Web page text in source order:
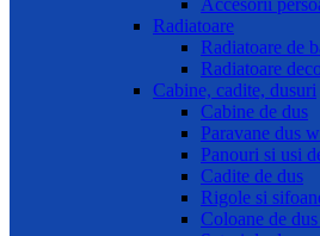
Accesorii
Radiatoare
Radiatoare de
Radiatoare
Cabine, cadite, dusuri
Cabine de dus
Paravane dus
Panouri si usi
Cadite de dus
Rigole si
Coloane de